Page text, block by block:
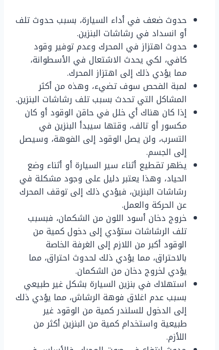
حدوث ضعف في أداء السيارة، بسبب حدوث تلف
أو انسداد في رشاشات البنزين.
حدوث اهتزاز في المحرك وعدم توفير وقود
كافي، لكي يحدث الاشتعال في الأسطوانة،
مما يؤدي ذلك إلى اهتزاز المحرك.
لمبة الفحص سوف تضيء، وهذه من أكثر
المشاكل التي تحدث بسبب تلف رشاشات البنزين.
إذا كان هناك أي خلل في حاقن الوقود أو كان
مكسور أو تالف، وقتها سيبدأ البنزين في
التسرب، ولن يصل الوقود إلى الفوهة، وسيصل
إلى الجسم.
يظهر تقطيع أثناء سير السيارة أو أثناء وضع
الحياد، وهذا يعتبر دليل على وجود مشكلة في
رشاشات البنزين، فيؤدي ذلك إلى توقف المحرك
عن الحركة والعمل.
خروج دخان أسود اللون من الشكمان، فبسبب
تلف الرشاشات ستؤدي إلى دخول كمية من
الوقود أكبر من اللازم إلى الغرفة الخاصة
بالاحتراق، مما يؤدي ذلك لحدوث احتراق، مما
يؤدي لخروج دخان من الشكمان.
استهلاك في بنزين السيارة بشكل غير طبيعي
بسبب عدم اغلاق فوهة الرشاش، مما يؤدي ذلك
إلى الدخول للسلندر كمية من الوقود غير
طبيعية واستخدام كمية من البنزين أكثر من
اللأزم.